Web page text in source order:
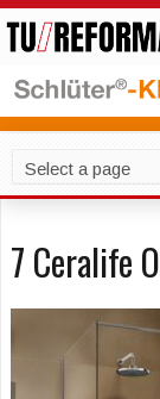
7 Ceralife O